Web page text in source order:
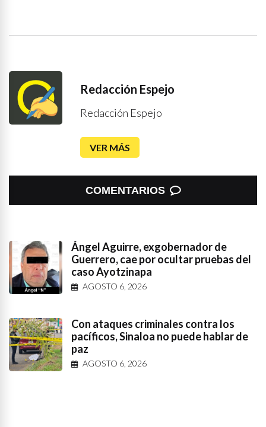
Redacción Espejo
Redacción Espejo
VER MÁS
COMENTARIOS
Ángel Aguirre, exgobernador de
Guerrero, cae por ocultar pruebas del
caso Ayotzinapa
AGOSTO 6, 2026
Con ataques criminales contra los
pacíficos, Sinaloa no puede hablar de
paz
AGOSTO 6, 2026